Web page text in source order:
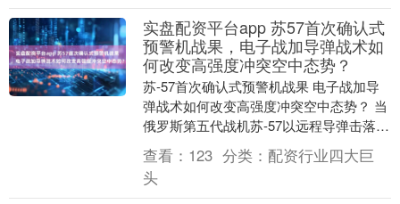
实盘配资平台app 苏57首次确认式
预警机战果，电子战加导弹战术如
何改变高强度冲突空中态势？
苏-57首次确认式预警机战果 电子战加导
弹战术如何改变高强度冲突空中态势？ 当
俄罗斯第五代战机苏-57以远程导弹击落一
架瑞典SAAB 340型预警机的情报被多
方....
查看： 123 分类： 配资行业四大巨
头